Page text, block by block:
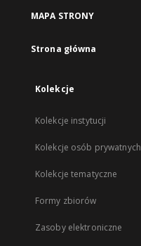
MAPA STRONY
Strona główna
Kolekcje
Kolekcje instytucji
Kolekcje osób prywatnych
Kolekcje tematyczne
Formy zbiorów
Zasoby elektroniczne